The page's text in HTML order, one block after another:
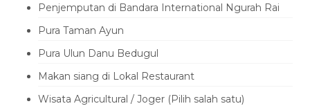
Penjemputan di Bandara International Ngurah Rai
Pura Taman Ayun
Pura Ulun Danu Bedugul
Makan siang di Lokal Restaurant
Wisata Agricultural / Joger (Pilih salah satu)